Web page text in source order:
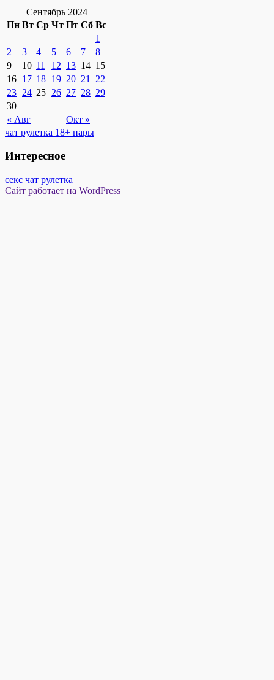
Сентябрь 2024
Пн Вт Ср Чт Пт Сб Вс
« Авг Окт »
1
2
3 4 5 6 7
8
9
10 11 12 13 14 15
16 17 18 19 20 21
22
23 24 25 26 27 28 29
30
чат рулетка 18+ пары
Интересное
секс чат рулетка
Сайт работает на WordPress